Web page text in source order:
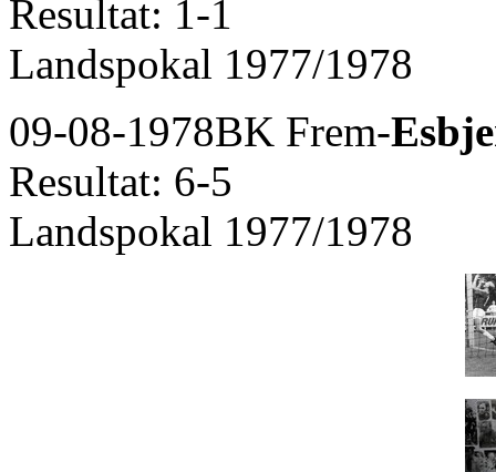
Resultat: 1-1
Landspokal 1977/1978
09-08-1978BK Frem-
Resultat: 6-5
Landspokal 1977/1978